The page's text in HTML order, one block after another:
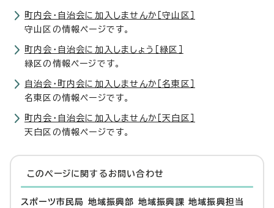
町内会・自治会に加入しませんか［守山区］
守山区の情報ページです。
町内会・自治会に加入しましょう［緑区］
緑区の情報ページです。
自治会・町内会に加入しませんか［名東区］
名東区の情報ページです。
町内会・自治会に加入しませんか［天白区］
天白区の情報ページです。
このページに関する お問い合わせ
スポーツ市民局 地域振興部 地域振興課 地域振興担当